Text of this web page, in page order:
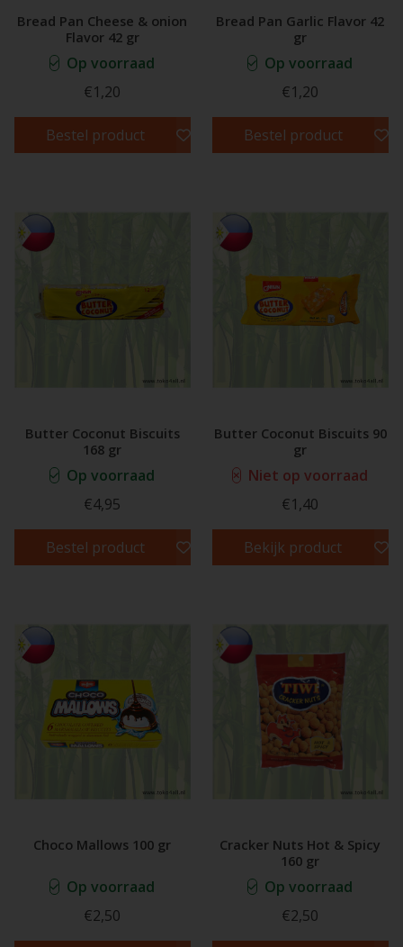
Bread Pan Cheese & onion
Flavor 42 gr
Op voorraad
€1,20
Bestel product
Bread Pan Garlic Flavor 42
gr
Op voorraad
€1,20
Bestel product
Butter Coconut Biscuits
168 gr
Op voorraad
€4,95
Bestel product
Butter Coconut Biscuits 90
gr
Niet op voorraad
€1,40
Bekijk product
Choco Mallows 100 gr
Op voorraad
€2,50
Cracker Nuts Hot & Spicy
160 gr
Op voorraad
€2,50